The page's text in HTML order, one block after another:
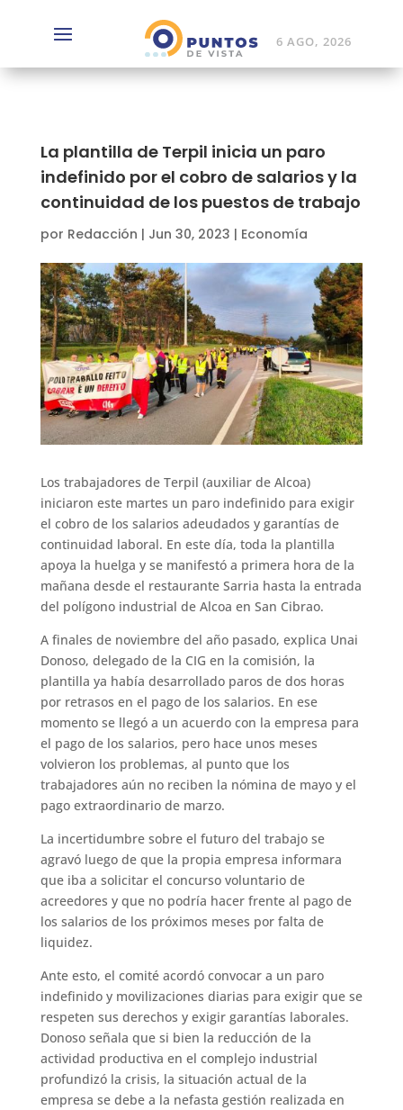
6 AGO, 2026
La plantilla de Terpil inicia un paro
indefinido por el cobro de salarios y la
continuidad de los puestos de trabajo
por Redacción | Jun 30, 2023 | Economía
Los trabajadores de Terpil (auxiliar de Alcoa)
iniciaron este martes un paro indefinido para exigir
el cobro de los salarios adeudados y garantías de
continuidad laboral. En este día, toda la plantilla
apoya la huelga y se manifestó a primera hora de la
mañana desde el restaurante Sarria hasta la entrada
del polígono industrial de Alcoa en San Cibrao.
A finales de noviembre del año pasado, explica Unai
Donoso, delegado de la CIG en la comisión, la
plantilla ya había desarrollado paros de dos horas
por retrasos en el pago de los salarios. En ese
momento se llegó a un acuerdo con la empresa para
el pago de los salarios, pero hace unos meses
volvieron los problemas, al punto que los
trabajadores aún no reciben la nómina de mayo y el
pago extraordinario de marzo.
La incertidumbre sobre el futuro del trabajo se
agravó luego de que la propia empresa informara
que iba a solicitar el concurso voluntario de
acreedores y que no podría hacer frente al pago de
los salarios de los próximos meses por falta de
liquidez.
Ante esto, el comité acordó convocar a un paro
indefinido y movilizaciones diarias para exigir que se
respeten sus derechos y exigir garantías laborales.
Donoso señala que si bien la reducción de la
actividad productiva en el complejo industrial
profundizó la crisis, la situación actual de la
empresa se debe a la nefasta gestión realizada en